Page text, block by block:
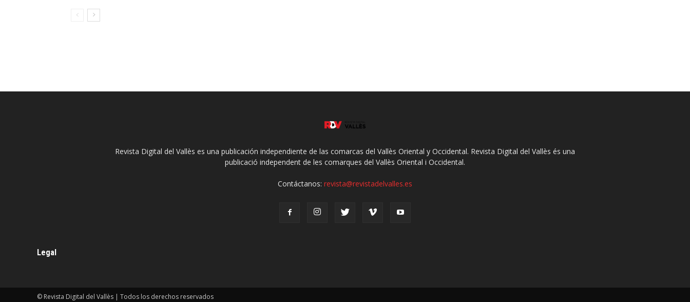
Revista Digital del Vallès es una publicación independiente de las comarcas del Vallès Oriental y Occidental. Revista Digital del Vallès és una
publicació independent de les comarques del Vallès Oriental i Occidental.
Contáctanos: revista@revistadelvalles.es
Legal
© Revista Digital del Vallès | Todos los derechos reservados